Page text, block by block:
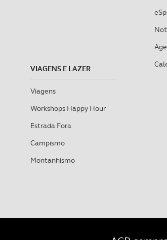
VIAGENS E LAZER
Viagens
Workshops Happy Hour
Estrada Fora
Campismo
Montanhismo